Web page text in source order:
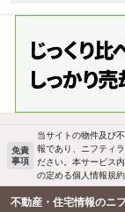
免責
事項
当サイトの物件及び
報であり、ニフティ
ださい。本サービス
の定める個人情報規
不動産・住宅情報のニ